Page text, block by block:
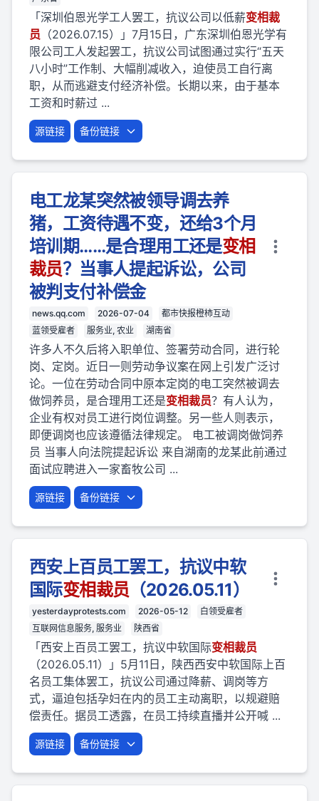
「深圳伯恩光学工人罢工，抗议公司以低薪变相裁
员 （2026.07.15）」7月15日，广东深圳伯恩光学有
限公司工人发起罢工，抗议公司试图通过实行“五天
八小时”工作制、大幅削减收入，迫使员工自行离
职，从而逃避支付经济补偿。长期以来，由于基本
工资和时薪过 ...
源链接 备份链接
电工龙某突然被领导调去养
猪，工资待遇不变，还给3个月
培训期……是合理用工还是变相
裁员？当事人提起诉讼，公司
被判支付补偿金
news.qq.com 2026-07-04
都市快报橙柿互动
蓝领受雇者
服务业, 农业 湖南省
许多人不久后将入职单位、签署劳动合同，进行轮
岗、定岗。近日一则劳动争议案在网上引发广泛讨
论。一位在劳动合同中原本定岗的电工突然被调去
做饲养员，是合理用工还是变相裁员？有人认为，
企业有权对员工进行岗位调整。另一些人则表示，
即便调岗也应该遵循法律规定。 电工被调岗做饲养
员 当事人向法院提起诉讼 来自湖南的龙某此前通过
面试应聘进入一家畜牧公司 ...
源链接 备份链接
西安上百员工罢工，抗议中软
国际变相裁员 （2026.05.11）
yesterdayprotests.com 2026-05-12
白领受雇者
互联网信息服务, 服务业
陕西省
「西安上百员工罢工，抗议中软国际变相裁员
（2026.05.11）」5月11日，陕西西安中软国际上百
名员工集体罢工，抗议公司通过降薪、调岗等方
式，逼迫包括孕妇在内的员工主动离职，以规避赔
偿责任。据员工透露，在员工持续直播并公开喊 ...
源链接 备份链接